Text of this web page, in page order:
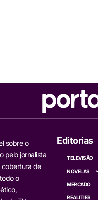
sobre o
pelo jornalista
cobertura de
o
Editorias
TELEVISÃO
NOVELAS
MERCADO
REALITIES